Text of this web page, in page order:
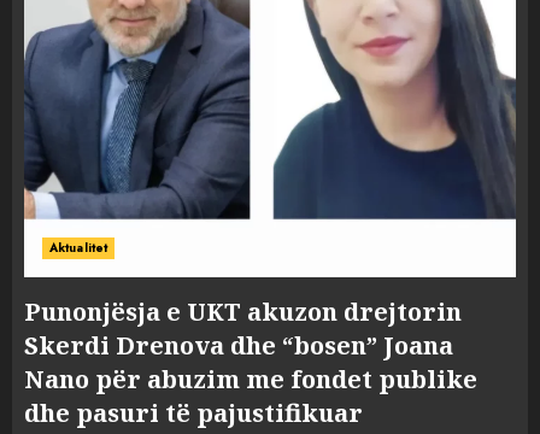
Aktualitet
Punonjësja e UKT akuzon drejtorin
Skerdi Drenova dhe “bosen” Joana
Nano për abuzim me fondet publike
dhe pasuri të pajustifikuar